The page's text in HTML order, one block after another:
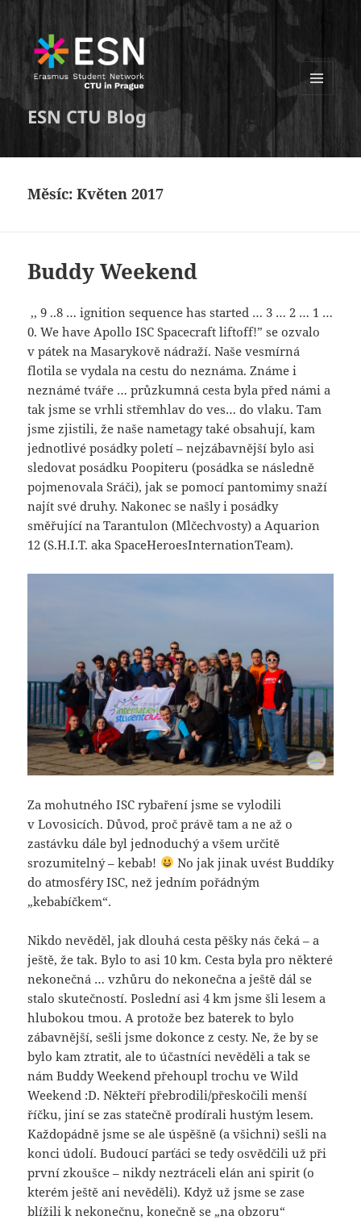
ESN CTU Blog
Měsíc:Květen 2017
Buddy Weekend
,, 9 ..8 … ignition sequence has started … 3 … 2 … 1 …
0. We have Apollo ISC Spacecraft liftoff!” se ozvalo
v pátek na Masarykově nádraží. Naše vesmírná
flotila se vydala na cestu do neznáma. Známe i
neznámé tváře … průzkumná cesta byla před námi a
tak jsme se vrhli střemhlav do ves… do vlaku. Tam
jsme zjistili, že naše nametagy také obsahují, kam
jednotlivé posádky poletí – nejzábavnější bylo asi
sledovat posádku Poopiteru (posádka se následně
pojmenovala Sráči), jak se pomocí pantomimy snaží
najít své druhy. Nakonec se našly i posádky
směřující na Tarantulon (Mlčechvosty) a Aquarion
12 (S.H.I.T. aka SpaceHeroesInternationTeam).
Za mohutného ISC rybaření jsme se vylodili
v Lovosicích. Důvod, proč právě tam a ne až o
zastávku dále byl jednoduchý a všem určitě
srozumitelný – kebab!
No jak jinak uvést Buddíky
do atmosféry ISC, než jedním pořádným
„kebabíčkem“.
Nikdo nevěděl, jak dlouhá cesta pěšky nás čeká – a
ještě, že tak. Bylo to asi 10 km. Cesta byla pro některé
nekonečná … vzhůru do nekonečna a ještě dál se
stalo skutečností. Poslední asi 4 km jsme šli lesem a
hlubokou tmou. A protože bez baterek to bylo
zábavnější, sešli jsme dokonce z cesty. Ne, že by se
bylo kam ztratit, ale to účastníci nevěděli a tak se
nám Buddy Weekend přehoupl trochu ve Wild
Weekend :D. Někteří přebrodili/přeskočili menší
říčku, jiní se zas statečně prodírali hustým lesem.
Každopádně jsme se ale úspěšně (a všichni) sešli na
konci údolí. Budoucí parťáci se tedy osvědčili už při
první zkoušce – nikdy neztráceli elán ani spirit (o
kterém ještě ani nevěděli). Když už jsme se zase
blížili k nekonečnu, konečně se „na obzoru“